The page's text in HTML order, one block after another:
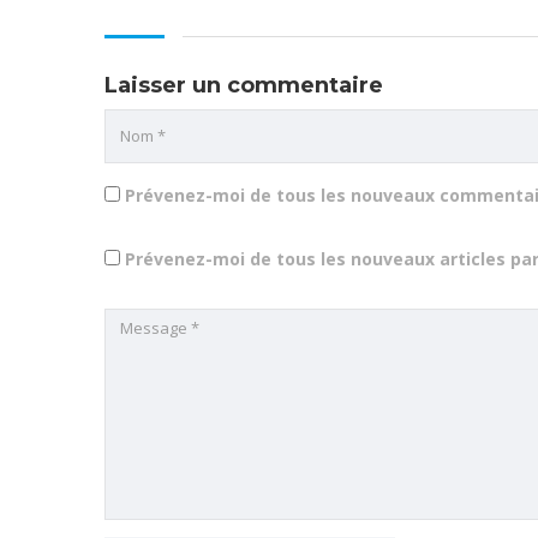
Laisser un commentaire
Prévenez-moi de tous les nouveaux
Prévenez-moi de tous les nouveaux articles